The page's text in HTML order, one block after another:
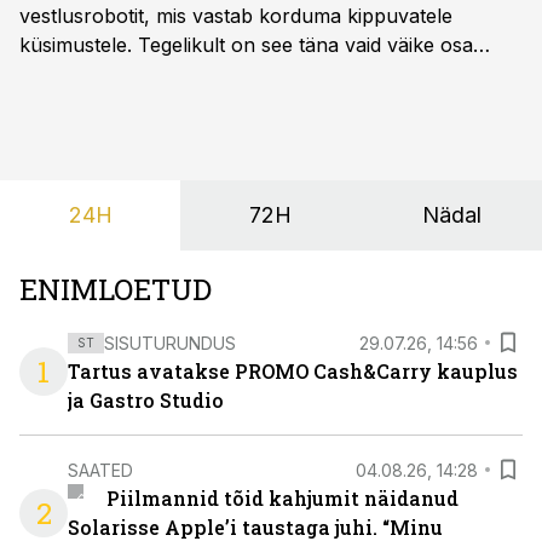
vestlusrobotit, mis vastab korduma kippuvatele
küsimustele. Tegelikult on see täna vaid väike osa
24H 72H Nädal
ENIMLOETUD
1
ST SISUTURUNDUS 29.07.26, 14:56
Tartus avatakse PROMO Cash&Carry kauplus
ja Gastro Studio
2
SAATED 04.08.26, 14:28
Piilmannid tõid kahjumit näidanud
Solarisse Apple’i taustaga juhi. “Minu